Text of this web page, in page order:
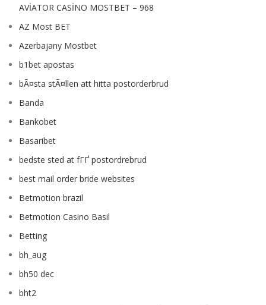
AVİATOR CASİNO MOSTBET – 968
AZ Most BET
Azerbajany Mostbet
b1bet apostas
bÃ¤sta stÃ¤llen att hitta postorderbrud
Banda
Bankobet
Basaribet
bedste sted at fГҐ postordrebrud
best mail order bride websites
Betmotion brazil
Betmotion Casino Basil
Betting
bh_aug
bh50 dec
bht2